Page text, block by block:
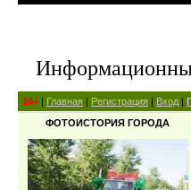
14+ | Главная | Регистрация | Вход |
ФОТОИСТОРИЯ ГОРОДА